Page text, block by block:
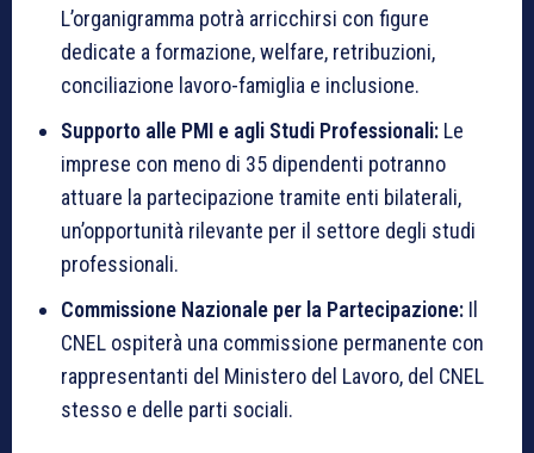
L’organigramma potrà arricchirsi con figure
dedicate a formazione, welfare, retribuzioni,
conciliazione lavoro-famiglia e inclusione.
Supporto alle PMI e agli Studi Professionali: Le
imprese con meno di 35 dipendenti potranno
attuare la partecipazione tramite enti bilaterali,
un’opportunità rilevante per il settore degli studi
professionali.
Commissione Nazionale per la Partecipazione: Il
CNEL ospiterà una commissione permanente con
rappresentanti del Ministero del Lavoro, del CNEL
stesso e delle parti sociali.